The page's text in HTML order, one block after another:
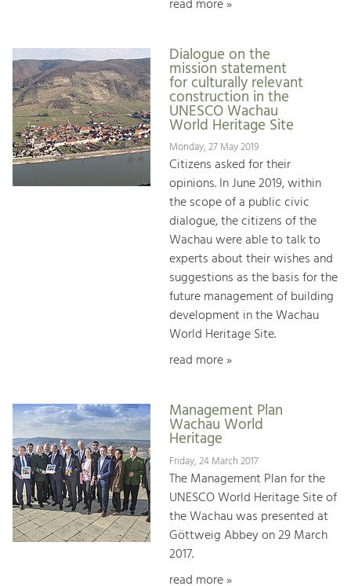
read more »
Dialogue on the
mission statement
for culturally relevant
construction in the
UNESCO Wachau
World Heritage Site
Monday, 27 May 2019
Citizens asked for their
opinions. In June 2019, within
the scope of a public civic
dialogue, the citizens of the
Wachau were able to talk to
experts about their wishes and
suggestions as the basis for the
future management of building
development in the Wachau
World Heritage Site.
read more »
Management Plan
Wachau World
Heritage
Friday, 24 March 2017
The Management Plan for the
UNESCO World Heritage Site of
the Wachau was presented at
Göttweig Abbey on 29 March
2017.
read more »